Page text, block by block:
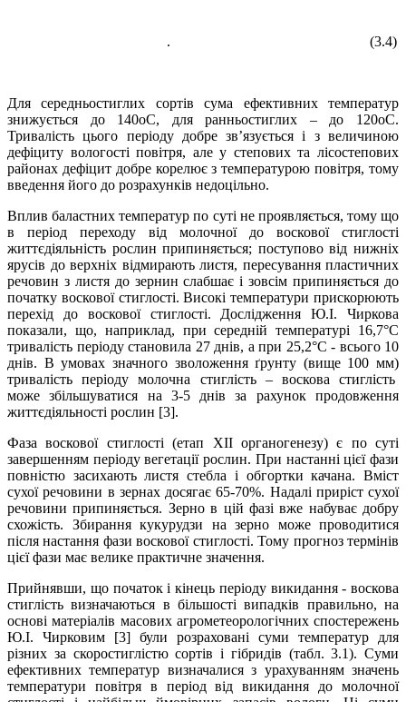
. (3.4)
Для середньостиглих сортів сума ефективних температур
знижується до 140оС, для ранньостиглих – до 120оС.
Тривалість цього періоду добре зв’язується і з величиною
дефіциту вологості повітря, але у степових та лісостепових
районах дефіцит добре корелює з температурою повітря, тому
введення його до розрахунків недоцільно.
Вплив баластних температур по суті не проявляється, тому що
в період переходу від молочної до воскової стиглості
життєдіяльність рослин припиняється; поступово від нижніх
ярусів до верхніх відмирають листя, пересування пластичних
речовин з листя до зернин слабшає і зовсім припиняється до
початку воскової стиглості. Високі температури прискорюють
перехід до воскової стиглості. Дослідження Ю.І. Чиркова
показали, що, наприклад, при середній температурі 16,7°С
тривалість періоду становила 27 днів, а при 25,2°С - всього 10
днів. В умовах значного зволоження ґрунту (вище 100 мм)
тривалість періоду молочна стиглість – воскова стиглість
може збільшуватися на 3-5 днів за рахунок продовження
життєдіяльності рослин [3].
Фаза воскової стиглості (етап XIІ органогенезу) є по суті
завершенням періоду вегетації рослин. При настанні цієї фази
повністю засихають листя стебла і обгортки качана. Вміст
сухої речовини в зернах досягає 65-70%. Надалі приріст сухої
речовини припиняється. Зерно в цій фазі вже набуває добру
схожість. Збирання кукурудзи на зерно може проводитися
після настання фази воскової стиглості. Тому прогноз термінів
цієї фази має велике практичне значення.
Прийнявши, що початок і кінець періоду викидання - воскова
стиглість визначаються в більшості випадків правильно, на
основі матеріалів масових агрометеорологічних спостережень
Ю.І. Чирковим [3] були розраховані суми температур для
різних за скоростиглістю сортів і гібридів (табл. 3.1). Суми
ефективних температур визначалися з урахуванням значень
температури повітря в період від викидання до молочної